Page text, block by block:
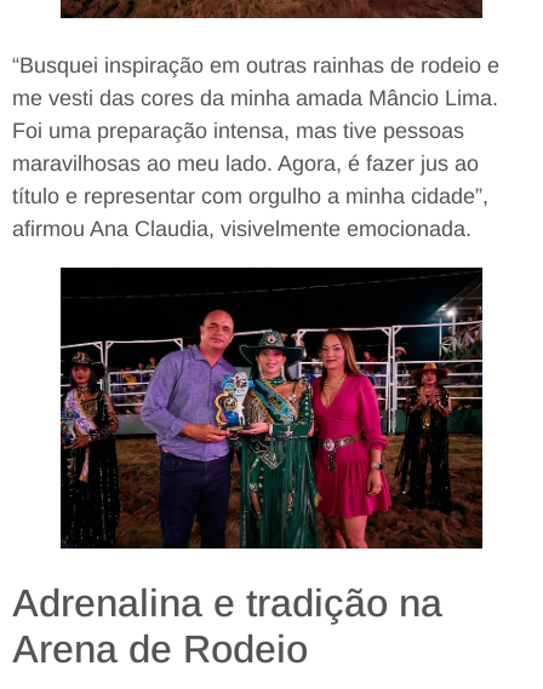
“Busquei inspiração em outras rainhas de rodeio e
me vesti das cores da minha amada Mâncio Lima.
Foi uma preparação intensa, mas tive pessoas
maravilhosas ao meu lado. Agora, é fazer jus ao
título e representar com orgulho a minha cidade”,
afirmou Ana Claudia, visivelmente emocionada.
Adrenalina e tradição na
Arena de Rodeio